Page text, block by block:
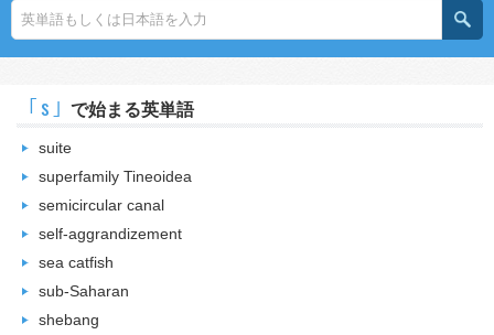
｢s｣ で始まる英単語
suite
superfamily Tineoidea
semicircular canal
self-aggrandizement
sea catfish
sub-Saharan
shebang